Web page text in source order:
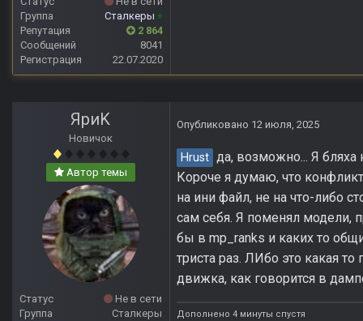
Группа
Сталкеры +
Репутация
2 864
Сообщений
8041
Регистрация
22.07.2020
ЯриK
Новичок
Автор темы
Статус
Не в сети
Группа
Сталкеры
Опубликовано 12 июля, 2025
Hrust да, возможно... Я
Короче я думаю, что
на ини файл, не на что-либо
сам себя. Я поменял модели,
бы в mp_ranks и каких то
триста раз. ЛИбо это какая
движка, как говорится в
Дополнено 4 минуты спустя